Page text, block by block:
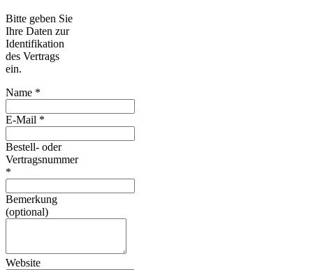
Bitte geben Sie
Ihre Daten zur
Identifikation
des Vertrags
ein.
Name *
E-Mail *
Bestell- oder
Vertragsnummer
*
Bemerkung
(optional)
Website